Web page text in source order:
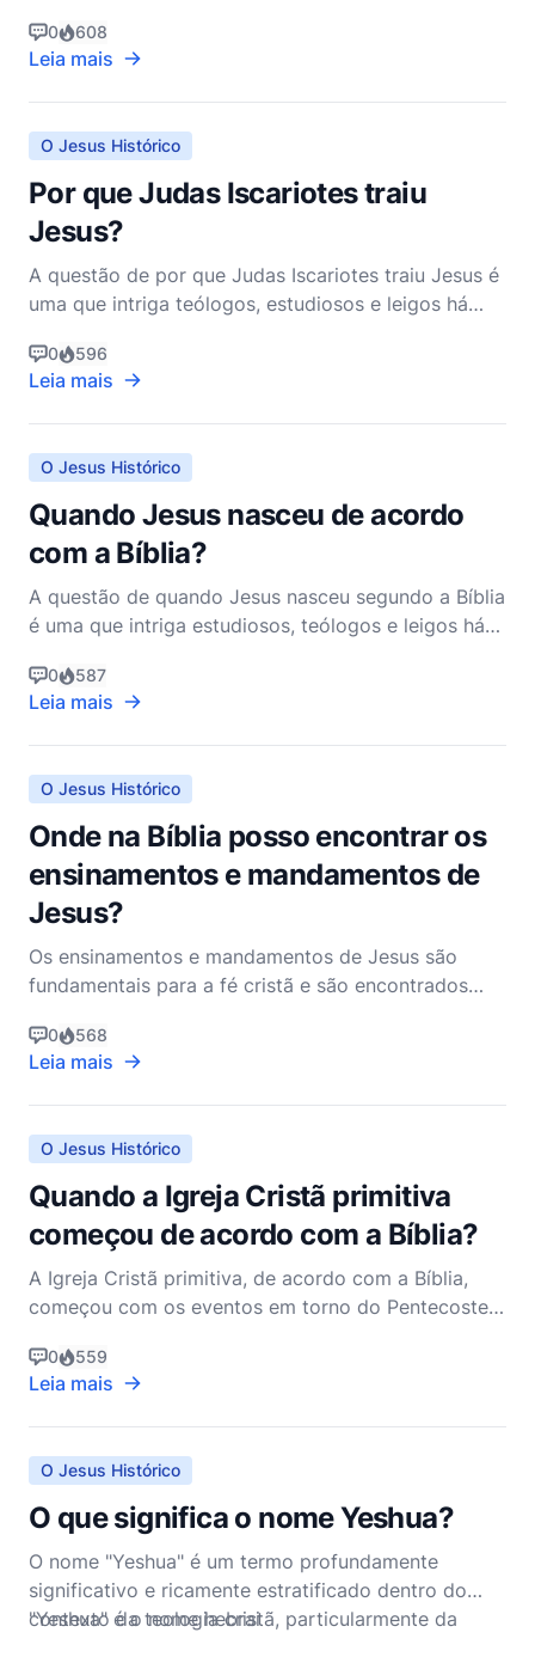
Jesus ao rico tapete da tradição e profecia judaica.
Compreender o nome hebraico de Jesus não
apenas fornece uma visão sobre Sua identidade e
missão, mas t
0 608
Leia mais
O Jesus Histórico
Por que Judas Iscariotes traiu
Jesus?
A questão de por que Judas Iscariotes traiu Jesus é
uma que intriga teólogos, estudiosos e leigos há
crucial no Novo Testamento, desencadeando a série
de eventos que levariam à crucificação e
ressurreição de Jesus. Para entender os motivos de
Judas,
0 596
Leia mais
O Jesus Histórico
Quando Jesus nasceu de acordo
com a Bíblia?
A questão de quando Jesus nasceu segundo a Bíblia
é uma que intriga estudiosos, teólogos e leigos há
específica para o nascimento de Jesus, ela oferece
pistas que permitiram aos historiadores e
estudiosos bíblicos fazer estimativas
fundamentadas. Para en
0 587
Leia mais
O Jesus Histórico
Onde na Bíblia posso encontrar os
ensinamentos e mandamentos de
Jesus?
Os ensinamentos e mandamentos de Jesus são
fundamentais para a fé cristã e são encontrados
Testamento: Mateus, Marcos, Lucas e João. Cada
um desses livros oferece uma perspectiva única
sobre a vida, o ministério e os ensinamentos de
Jesus, proporcionando
0 568
Leia mais
O Jesus Histórico
Quando a Igreja Cristã primitiva
começou de acordo com a Bíblia?
A Igreja Cristã primitiva, de acordo com a Bíblia,
começou com os eventos em torno do Pentecostes,
ocorrendo cinquenta dias após a Páscoa, é
significativo na tradição cristã porque marca a
descida do Espírito Santo sobre os apóstolos e
outros seguidor
0 559
Leia mais
O Jesus Histórico
O que significa o nome Yeshua?
O nome "Yeshua" é um termo profundamente
significativo e ricamente estratificado dentro do
contexto da teologia cristã, particularmente da
"Yeshua" é o nome hebrai